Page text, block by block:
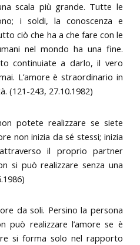
scala più grande. Tutte le
i soldi, la conoscenza e
ciò che ha a che fare con le
nel mondo ha una fine.
continuiate a darlo, il vero
L’amore è straordinario in
(121-243, 27.10.1982)
potete realizzare se siete
non inizia da sé stessi; inizia
il proprio partner
si può realizzare senza una
da soli. Persino la persona
può realizzare l’amore se è
si forma solo nel rapporto